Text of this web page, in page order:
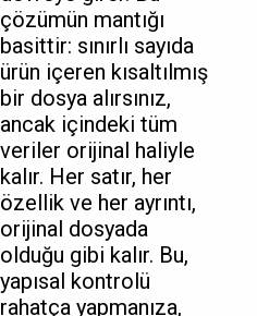
çözümün mantığı
basittir: sınırlı sayıda
ürün içeren kısaltılmış
bir dosya alırsınız,
ancak içindeki tüm
veriler orijinal haliyle
kalır. Her satır, her
özellik ve her ayrıntı,
orijinal dosyada
olduğu gibi kalır. Bu,
yapısal kontrolü
rahatça yapmanıza,